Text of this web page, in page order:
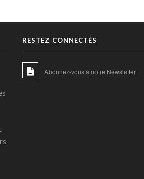
RESTEZ CONNECTÉS
Abonnez-vous à notre Newsletter